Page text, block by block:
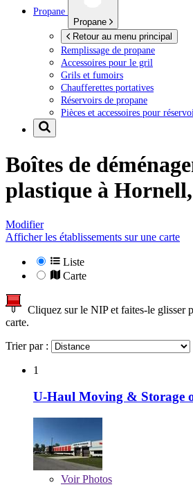
Propane
Propane
Retour au menu principal
Remplissage de propane
Accessoires pour le gril
Grils et fumoirs
Chaufferettes portatives
Réservoirs de propane
Pièces et accessoires pour
Boîtes de
plastique à
Modifier
Afficher les établissements sur une carte
Liste
Carte
Cliquez sur le NIP et faites-le glisser
carte.
Trier par :
1
U-Haul Moving & Storage
VoirPhotos